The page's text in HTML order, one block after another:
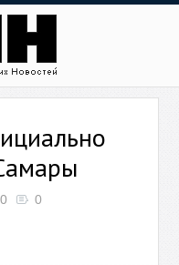
0 0